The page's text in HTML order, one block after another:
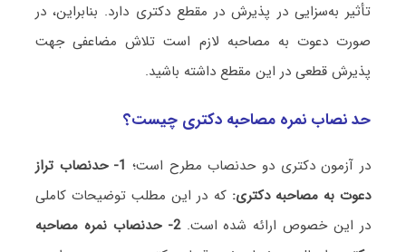
تأثیر به‌سزایی در پذیرش در مقطع دکتری دارد. بنابراین، در
صورت دعوت به مصاحبه لازم است تلاش مضاعفی جهت
پذیرش قطعی در این مقطع داشته باشید.
حد نصاب نمره مصاحبه دکتری چیست؟
در آزمون دکتری دو حدنصاب مطرح است؛
1- حدنصاب تراز
دعوت به مصاحبه دکتری: که در این مطلب توضیحات کاملی
در این خصوص ارائه شده است. 2- حدنصاب نمره مصاحبه